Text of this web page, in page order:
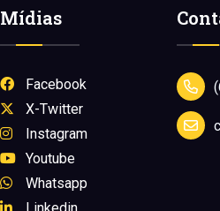
Mídias
Facebook
X-Twitter
Instagram
Youtube
Whatsapp